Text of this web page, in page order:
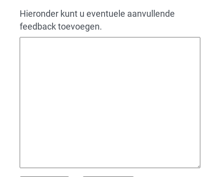
Hieronder kunt u eventuele aanvullende
feedback toevoegen.